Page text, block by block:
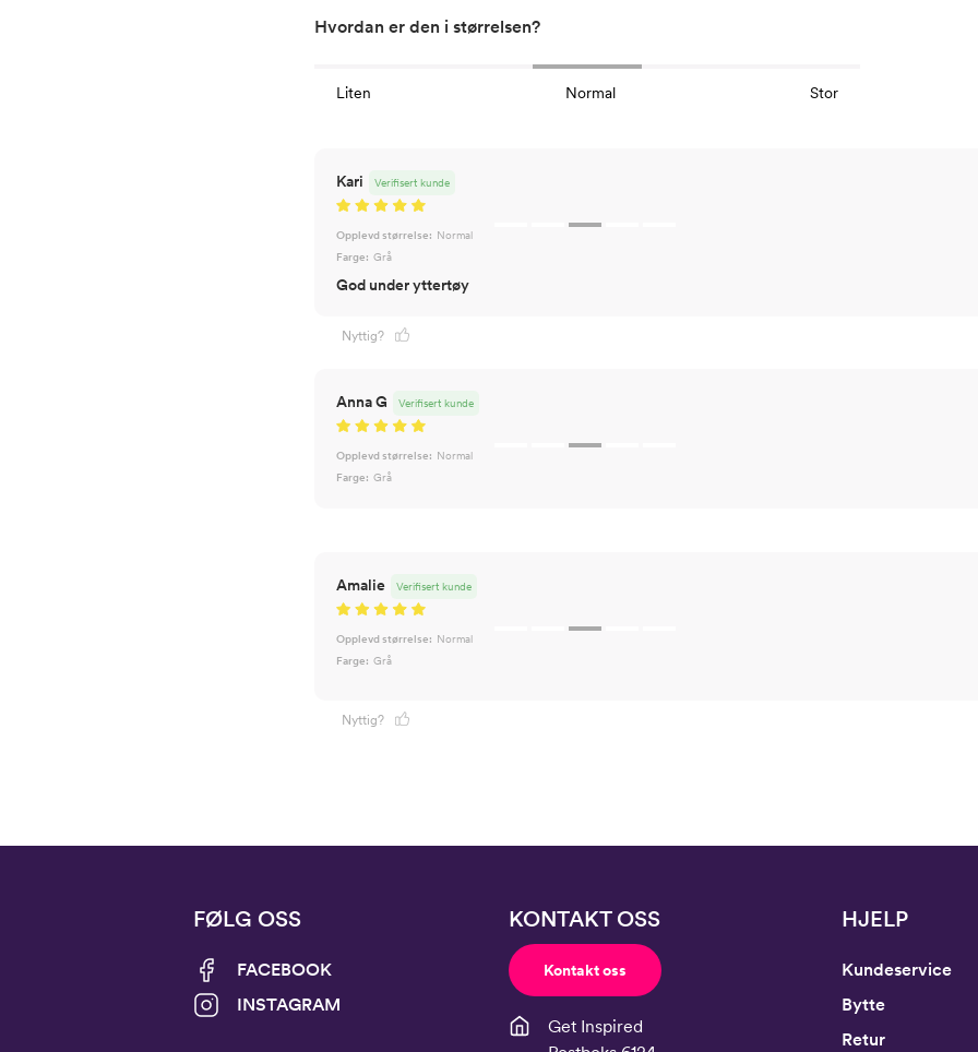
Hvordan er den i størrelsen?
Liten Normal Stor
Kari Verifisert kunde
Opplevd størrelse: Normal
Farge: Grå
God under yttertøy
Nyttig?
Anna G Verifisert kunde
Opplevd størrelse: Normal
Farge: Grå
Amalie Verifisert kunde
Opplevd størrelse: Normal
Farge: Grå
Nyttig?
FØLG OSS
FACEBOOK
INSTAGRAM
KONTAKT OSS
Kontakt oss
Get Inspired
HJELP
Kundeservice
Bytte
Retur